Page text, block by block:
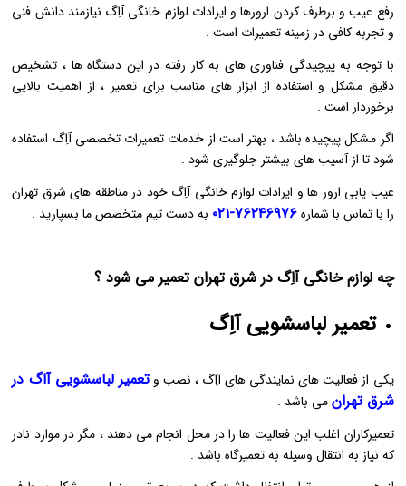
رفع عیب و برطرف کردن ارورها و ایرادات لوازم خانگی آاِگ نیازمند دانش فنی
و تجربه کافی در زمینه تعمیرات است .
با توجه به پیچیدگی فناوری ‌های به کار رفته در این دستگاه ‌ها ، تشخیص
دقیق مشکل و استفاده از ابزار های مناسب برای تعمیر ، از اهمیت بالایی
برخوردار است .
اگر مشکل پیچیده باشد ، بهتر است از خدمات تعمیرات تخصصی آاِگ استفاده
شود تا از آسیب ‌های بیشتر جلوگیری شود .
عیب یابی ارور ها و ایرادات لوازم خانگی آاِگ خود در مناطقه های شرق تهران
را با تماس با شماره۷۶۲۴۶۹۷۶-۰۲۱ به دست تیم متخصص ما بسپارید .
چه لوازم خانگی آاِگ در شرق تهران تعمیر می شود ؟
تعمیر لباسشویی آاِگ
یکی از فعالیت های نمایندگی های آاِگ ، نصب وتعمیر لباسشویی آاگ در
شرق تهرانمی باشد .
تعمیرکاران اغلب این فعالیت ها را در محل انجام می دهند ، مگر در موارد نادر
که نیاز به انتقال وسیله به تعمیرگاه باشد .